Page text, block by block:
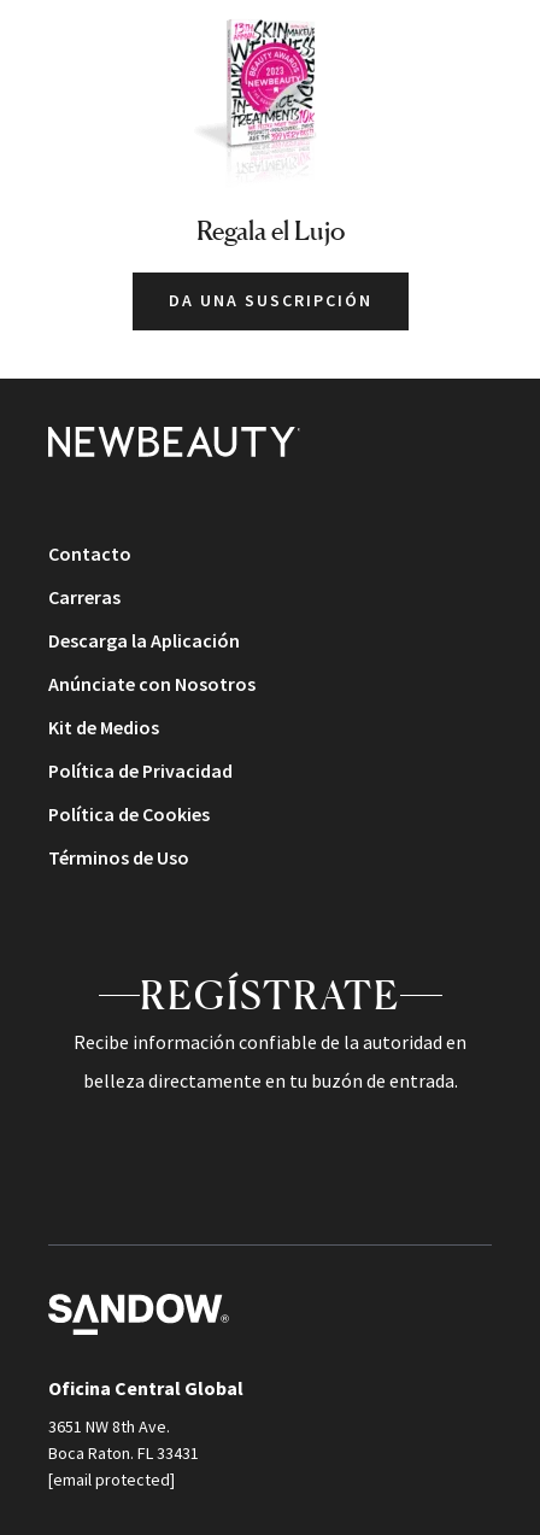
Regala el Lujo
DA UNA SUSCRIPCIÓN
Contacto
Carreras
Descarga la Aplicación
Anúnciate con Nosotros
Kit de Medios
Política de Privacidad
Política de Cookies
Términos de Uso
REGÍSTRATE
Recibe información confiable de la autoridad en
belleza directamente en tu buzón de entrada.
Oficina Central Global
3651 NW 8th Ave.
Boca Raton. FL 33431
[email protected]